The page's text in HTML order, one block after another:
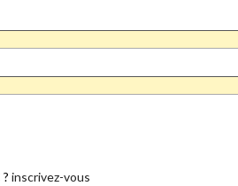
inscrivez-vous